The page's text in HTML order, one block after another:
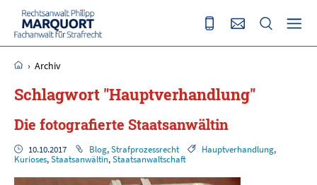
› Archiv
Schlagwort "Hauptverhandlung"
Die fotografierte Staatsanwältin
10.10.2017 Blog,Strafprozessrecht Hauptverhandlung,
Kurioses,Staatsanwältin,Staatsanwaltschaft